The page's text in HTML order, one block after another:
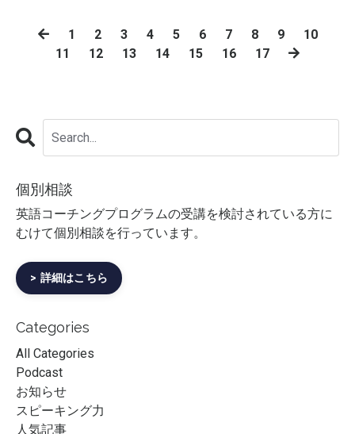
1 2 3 4 5 6 7 8 9
10
11
12 13 14 15 16 17
個別相談
英語コーチングプログラムの受講を検討されている方に
むけて個別相談を行っています。
> 詳細はこちら
Categories
All Categories
Podcast
お知らせ
スピーキング力
人気記事